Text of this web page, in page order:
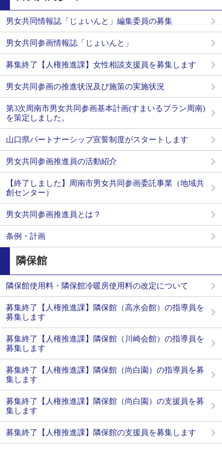
男女共同情報誌「じょいんと」編集委員の募集
男女共同参画情報誌「じょいんと」
募集終了【人権推進課】女性相談支援員を募集します
男女共同参画の推進状況及び施策の実施状況
第3次周南市男女共同参画基本計画(すまいるプラン周南)
を策定しました。
山口県パートナーシップ宣誓制度がスタートします
男女共同参画推進員の活動紹介
【終了しました】周南市男女共同参画委託事業（地域共
創センター）
男女共同参画推進員とは？
条例・計画
隣保館
隣保館使用料・隣保館冷暖房使用料の改定について
募集終了【人権推進課】隣保館（高水会館）の指導員を
募集します
募集終了【人権推進課】隣保館（川崎会館）の指導員を
募集します
募集終了【人権推進課】隣保館（尚白園）の指導員を募
集します
募集終了【人権推進課】隣保館（尚白園）の支援員を募
集します
募集終了【人権推進課】隣保館の支援員を募集します